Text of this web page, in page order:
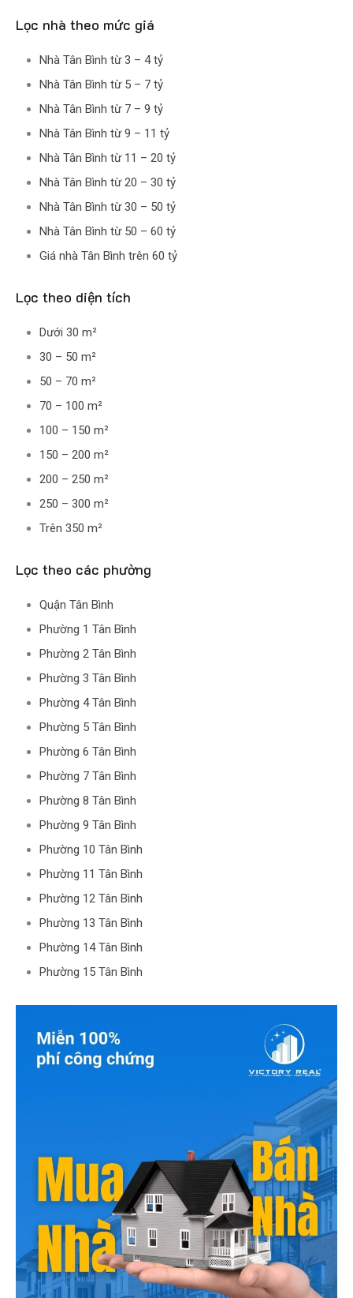
Lọc nhà theo mức giá
Nhà Tân Bình từ 3 – 4 tỷ
Nhà Tân Bình từ 5 – 7 tỷ
Nhà Tân Bình từ 7 – 9 tỷ
Nhà Tân Bình từ 9 – 11 tỷ
Nhà Tân Bình từ 11 – 20 tỷ
Nhà Tân Bình từ 20 – 30 tỷ
Nhà Tân Bình từ 30 – 50 tỷ
Nhà Tân Bình từ 50 – 60 tỷ
Giá nhà Tân Bình trên 60 tỷ
Lọc theo diện tích
Dưới 30 m²
30 – 50 m²
50 – 70 m²
70 – 100 m²
100 – 150 m²
150 – 200 m²
200 – 250 m²
250 – 300 m²
Trên 350 m²
Lọc theo các phường
Quận Tân Bình
Phường 1 Tân Bình
Phường 2 Tân Bình
Phường 3 Tân Bình
Phường 4 Tân Bình
Phường 5 Tân Bình
Phường 6 Tân Bình
Phường 7 Tân Bình
Phường 8 Tân Bình
Phường 9 Tân Bình
Phường 10 Tân Bình
Phường 11 Tân Bình
Phường 12 Tân Bình
Phường 13 Tân Bình
Phường 14 Tân Bình
Phường 15 Tân Bình